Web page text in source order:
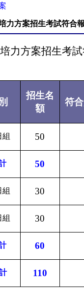
力方案招生考試符合
力方案招生考試
招生名
額
符
組 50
50
組 30
組 30
60
110